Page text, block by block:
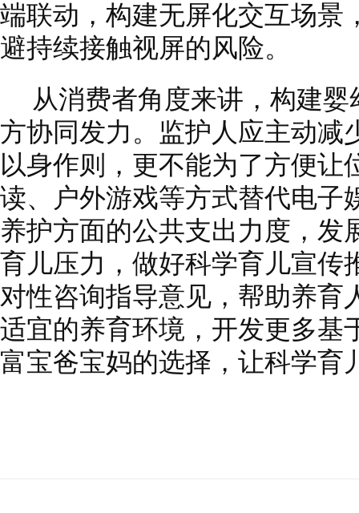
端联动，构建无屏化交互场景
避持续接触视屏的风险。
从消费者角度来讲，构建
方协同发力。监护人应主动减
以身作则，更不能为了方便
读、户外游戏等方式替代电子
养护方面的公共支出力度，发
育儿压力，做好科学育儿宣传
对性咨询指导意见，帮助养育
适宜的养育环境，开发更多基
富宝爸宝妈的选择，让科学育